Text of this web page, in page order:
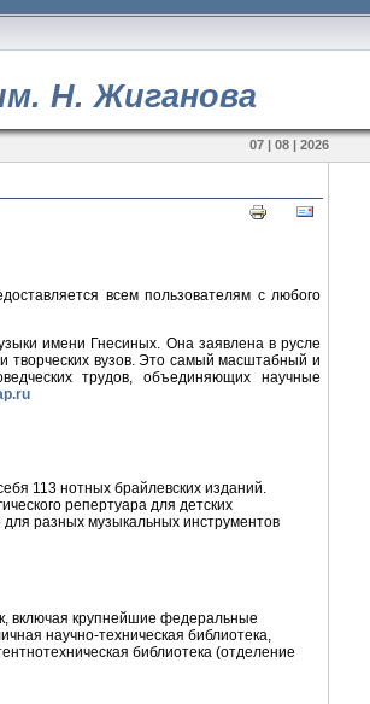
Н. Жиганова
07 | 08 | 2026
всем пользователям с любого
имени Гнесиных. Она заявлена в русле
творческих вузов. Это самый масштабный и
трудов, объединяющих научные
113 нотных брайлевских изданий.
репертуара для детских
разных музыкальных инструментов
включая крупнейшие федеральные
научно-техническая библиотека,
библиотека (отделение